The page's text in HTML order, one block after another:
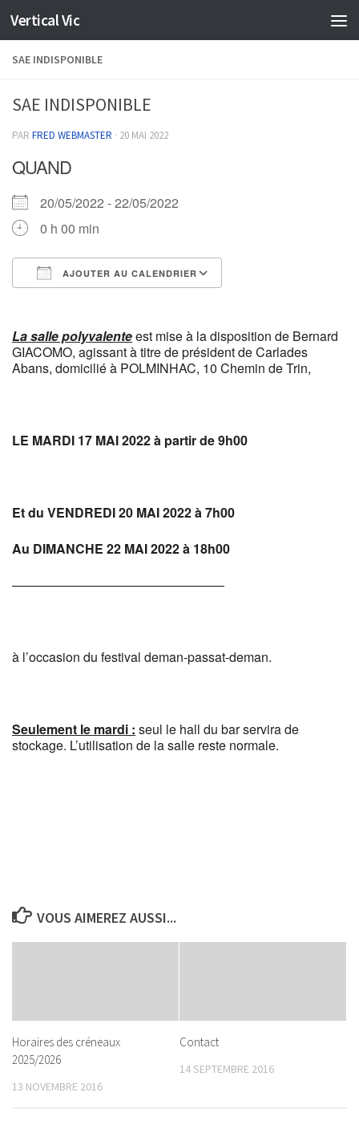
Skip to content
Vertical Vic
SAE INDISPONIBLE
SAE INDISPONIBLE
PAR FRED WEBMASTER · 20 MAI 2022
QUAND
20/05/2022 - 22/05/2022
0 h 00 min
AJOUTER AU CALENDRIER
Lasalle polyvalenteest mise à la disposition de Bernard
GIACOMO, agissant à titre de président de Carlades
Abans, domicilié à POLMINHAC, 10 Chemin de Trin,
LE MARDI 17 MAI 2022 à partir de 9h00
Et du VENDREDI 20 MAI 2022 à 7h00
Au DIMANCHE 22 MAI 2022 à 18h00
————————————————–
à l’occasion du festival deman-passat-deman.
Seulement le mardi : seul le hall du bar servira de
stockage. L’utilisation de la salle reste normale.
VOUS AIMEREZ AUSSI...
Horaires des créneaux
2025/2026
13 NOVEMBRE 2016
Contact
14 SEPTEMBRE 2016